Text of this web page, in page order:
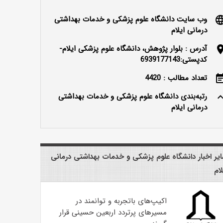
وب سایت دانشگاه علوم پزشکی و خدمات بهداشتی
درمانی ایلام
آدرس : بلوار پژوهش، دانشگاه علوم پزشکی ایلام-
کدپستی:6939177143
تعداد مطالب : 4420
keyboard_arrow_up
رتبه‌بندی دانشگاه علوم پزشکی و خدمات بهداشتی
درمانی ایلام
اخبار دانشگاه علوم پزشکی و خدمات بهداشتی درمانی
اکیپ‌های باتجربه و توانمند در
مسیرهای پرتردد اربعین حسینی قرار